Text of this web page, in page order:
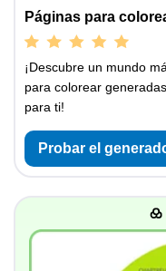
Páginas para
¡Descubre un mundo
para colorear
para ti!
Probar el